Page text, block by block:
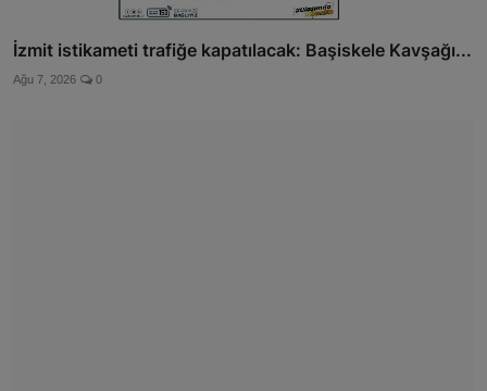
İzmit istikameti trafiğe kapatılacak: Başiskele Kavşağı...
Ağu 7, 2026 0